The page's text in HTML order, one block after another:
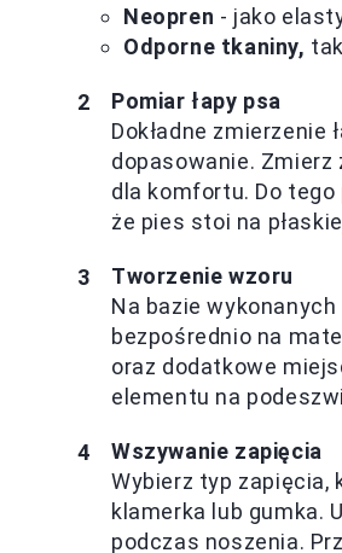
Neopren - jako
Odporne tkaniny,
Pomiar łapy psa
Dokładne zmierzenie
dopasowanie. Zmierz
dla komfortu. Do
że pies stoi na
Tworzenie wzoru
Na bazie
bezpośrednio na
oraz dodatkowe
elementu na
Wszywanie zapięcia
Wybierz typ zapięcia,
klamerka lub gumka.
podczas noszenia.